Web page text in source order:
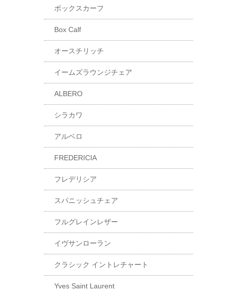
ボックスカーフ
Box Calf
オースチリッチ
イームズラウンジチェア
ALBERO
シラカワ
アルベロ
FREDERICIA
フレデリシア
スパニッシュチェア
フルグレインレザー
イヴサンローラン
クラシック イントレチャート
Yves Saint Laurent